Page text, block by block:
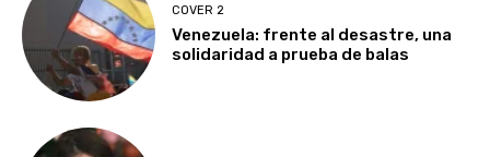
COVER 2
Venezuela: frente al desastre, una
solidaridad a prueba de balas